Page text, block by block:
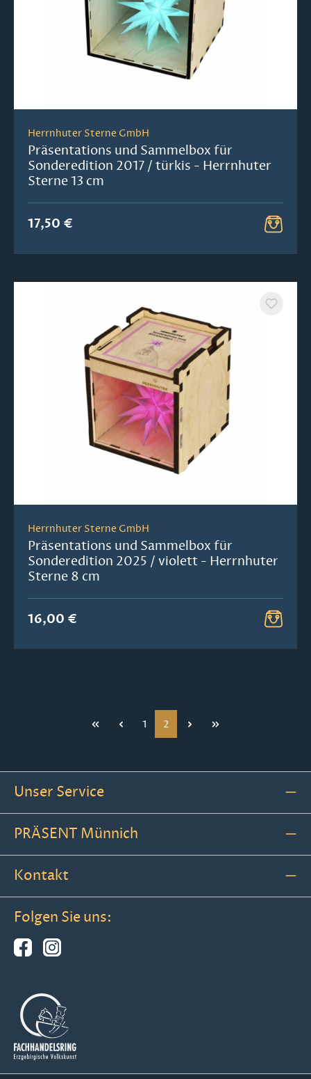
Herrnhuter Sterne GmbH
Präsentations und Sammelbox für
Sonderedition 2017 / türkis - Herrnhuter
Sterne 13 cm
17,50 €
Herrnhuter Sterne GmbH
Präsentations und Sammelbox für
Sonderedition 2025 / violett - Herrnhuter
Sterne 8 cm
16,00 €
Seite
1 Seite
2
Unser Service
PRÄSENT Münnich
Kontakt
Folgen Sie uns: